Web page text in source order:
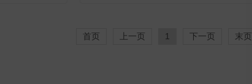
首页 上一页 1 下一页 末页